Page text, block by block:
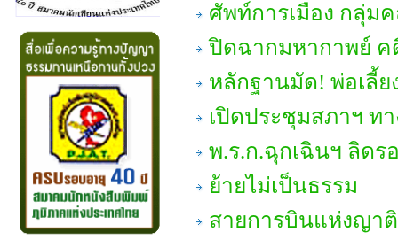
ศัพท์การเมือง กลุ่ม
ปิดฉากมหากาพย์ ค
หลักฐานมัด! พ่อเลี้ย
เปิดประชุมสภาฯ ท
พ.ร.ก.ฉุกเฉินฯ ลิดร
ย้ายไม่เป็นธรรม
สายการบินแห่งญาติ